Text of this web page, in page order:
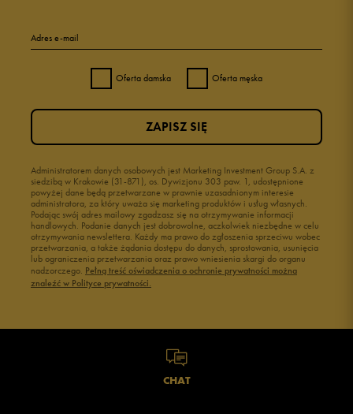
Adres e-mail
Oferta damska Oferta męska
Administratorem danych osobowych jest Marketing Investment Group S.A. z
siedzibą w Krakowie (31-871), os. Dywizjonu 303 paw. 1, udostępnione
powyżej dane będą przetwarzane w prawnie uzasadnionym interesie
administratora, za który uważa się marketing produktów i usług własnych.
Podając swój adres mailowy zgadzasz się na otrzymywanie informacji
handlowych. Podanie danych jest dobrowolne, aczkolwiek niezbędne w celu
otrzymywania newslettera. Każdy ma prawo do zgłoszenia sprzeciwu wobec
przetwarzania, a także żądania dostępu do danych, sprostowania, usunięcia
lub ograniczenia przetwarzania oraz prawo wniesienia skargi do organu
nadzorczego. Pełną treść oświadczenia o ochronie prywatności można
znaleźć w Polityce prywatności.
ZAPISZ SIĘ
CHAT